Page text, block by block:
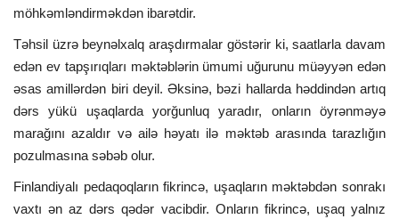
möhkəmləndirməkdən ibarətdir.
Təhsil üzrə beynəlxalq araşdırmalar göstərir ki, saatlarla davam
edən ev tapşırıqları məktəblərin ümumi uğurunu müəyyən edən
əsas amillərdən biri deyil. Əksinə, bəzi hallarda həddindən artıq
dərs yükü uşaqlarda yorğunluq yaradır, onların öyrənməyə
marağını azaldır və ailə həyatı ilə məktəb arasında tarazlığın
pozulmasına səbəb olur.
Finlandiyalı pedaqoqların fikrincə, uşaqların məktəbdən sonrakı
vaxtı ən az dərs qədər vacibdir. Onların fikrincə, uşaq yalnız